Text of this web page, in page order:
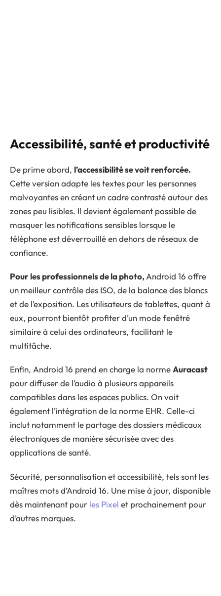
Accessibilité, santé et productivité
De prime abord, l’accessibilité se voit renforcée.
Cette version adapte les textes pour les personnes
malvoyantes en créant un cadre contrasté autour des
zones peu lisibles. Il devient également possible de
masquer les notifications sensibles lorsque le
téléphone est déverrouillé en dehors de réseaux de
confiance.
Pour les professionnels de la photo, Android 16 offre
un meilleur contrôle des ISO, de la balance des blancs
et de l’exposition. Les utilisateurs de tablettes, quant à
eux, pourront bientôt profiter d’un mode fenêtré
similaire à celui des ordinateurs, facilitant le
multitâche.
Enfin, Android 16 prend en charge la normeAuracast
pour diffuser de l’audio à plusieurs appareils
compatibles dans les espaces publics. On voit
également l’intégration de la norme EHR. Celle-ci
inclut notamment le partage des dossiers médicaux
électroniques de manière sécurisée avec des
applications de santé.
Sécurité, personnalisation et accessibilité, tels sont les
maîtres mots d’Android 16. Une mise à jour, disponible
dès maintenant pour les Pixel et prochainement pour
d’autres marques.